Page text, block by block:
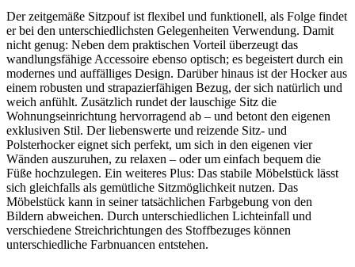
Der zeitgemäße Sitzpouf ist flexibel und funktionell, als Folge findet
er bei den unterschiedlichsten Gelegenheiten Verwendung. Damit
nicht genug: Neben dem praktischen Vorteil überzeugt das
wandlungsfähige Accessoire ebenso optisch; es begeistert durch ein
modernes und auffälliges Design. Darüber hinaus ist der Hocker aus
einem robusten und strapazierfähigen Bezug, der sich natürlich und
weich anfühlt. Zusätzlich rundet der lauschige Sitz die
Wohnungseinrichtung hervorragend ab – und betont den eigenen
exklusiven Stil. Der liebenswerte und reizende Sitz- und
Polsterhocker eignet sich perfekt, um sich in den eigenen vier
Wänden auszuruhen, zu relaxen – oder um einfach bequem die
Füße hochzulegen. Ein weiteres Plus: Das stabile Möbelstück lässt
sich gleichfalls als gemütliche Sitzmöglichkeit nutzen. Das
Möbelstück kann in seiner tatsächlichen Farbgebung von den
Bildern abweichen. Durch unterschiedlichen Lichteinfall und
verschiedene Streichrichtungen des Stoffbezuges können
unterschiedliche Farbnuancen entstehen.